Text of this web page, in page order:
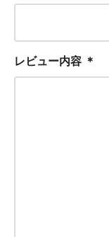
レビュー内容 ＊